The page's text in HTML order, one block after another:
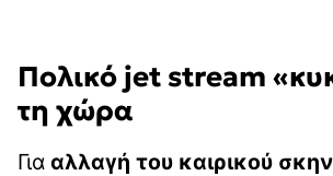
Πολικό jet stream
τη χώρα
Για αλλαγή του καιρικού